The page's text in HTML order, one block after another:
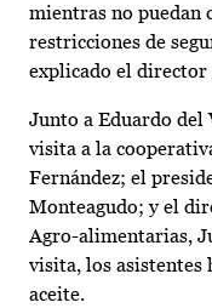
mientras no puedan
restricciones de
explicado el director
Junto a Eduardo del
visita a la
Fernández; el
Monteagudo; y el
Agro-alimentarias,
visita, los asistentes
aceite.